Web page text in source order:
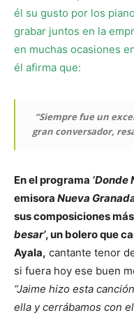
él su gusto por los
grabar juntos en la
en muchas ocasiones
él afirma que:
“Siempre fue un
gran conversador,
En el programa ‘Donde
emisora Nueva
sus composiciones
besar’, un bolero que
Ayala, cantante tenor
si fuera hoy ese buen
“Jaime hizo esta
ella y cerrábamos con